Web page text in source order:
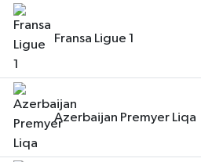
Fransa Ligue 1
Azerbaijan Premyer Liqa